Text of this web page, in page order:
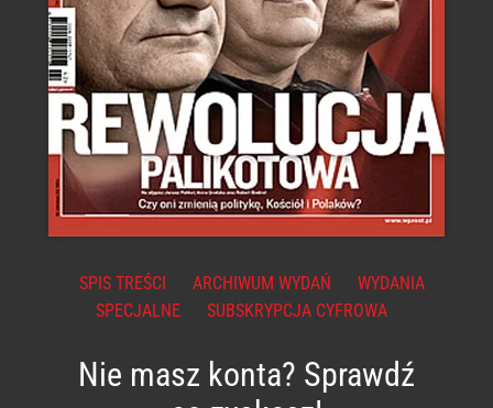
SPIS TREŚCI ARCHIWUM WYDAŃ
WYDANIA
SPECJALNE
SUBSKRYPCJA CYFROWA
Nie masz konta? Sprawdź